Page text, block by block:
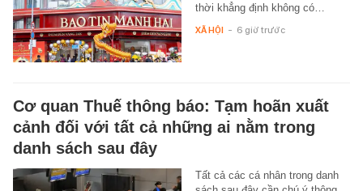
thời khẳng định không có…
XÃ HỘI - 6 giờ trước
Cơ quan Thuế thông báo: Tạm hoãn xuất
cảnh đối với tất cả những ai nằm trong
danh sách sau đây
Tất cả các cá nhân trong danh